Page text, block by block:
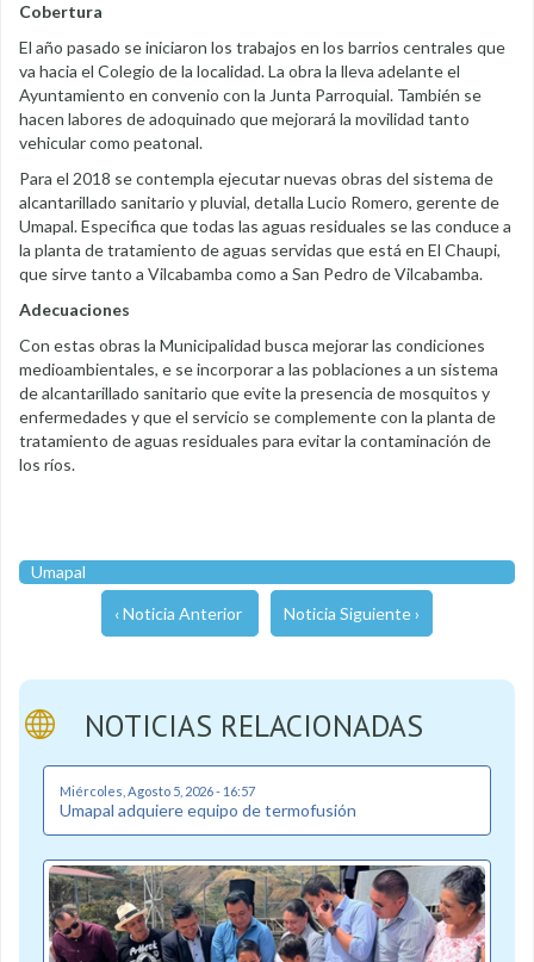
Cobertura
El año pasado se iniciaron los trabajos en los barrios centrales que
va hacia el Colegio de la localidad. La obra la lleva adelante el
Ayuntamiento en convenio con la Junta Parroquial. También se
hacen labores de adoquinado que mejorará la movilidad tanto
vehicular como peatonal.
Para el 2018 se contempla ejecutar nuevas obras del sistema de
alcantarillado sanitario y pluvial, detalla Lucio Romero, gerente de
Umapal. Especifica que todas las aguas residuales se las conduce a
la planta de tratamiento de aguas servidas que está en El Chaupi,
que sirve tanto a Vilcabamba como a San Pedro de Vilcabamba.
Adecuaciones
Con estas obras la Municipalidad busca mejorar las condiciones
medioambientales, e se incorporar a las poblaciones a un sistema
de alcantarillado sanitario que evite la presencia de mosquitos y
enfermedades y que el servicio se complemente con la planta de
tratamiento de aguas residuales para evitar la contaminación de
los ríos.
Umapal
‹ Noticia Anterior Noticia Siguiente ›
NOTICIAS RELACIONADAS
Miércoles, Agosto 5, 2026 - 16:57
Umapal adquiere equipo de termofusión